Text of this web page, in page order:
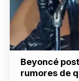
Beyoncé
rumores de